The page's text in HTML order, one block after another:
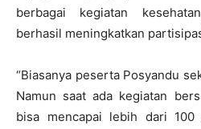
berbagai kegiatan
berhasil meningkatkan
“Biasanya peserta Posyandu
Namun saat ada kegiatan
bisa mencapai lebih dari 100